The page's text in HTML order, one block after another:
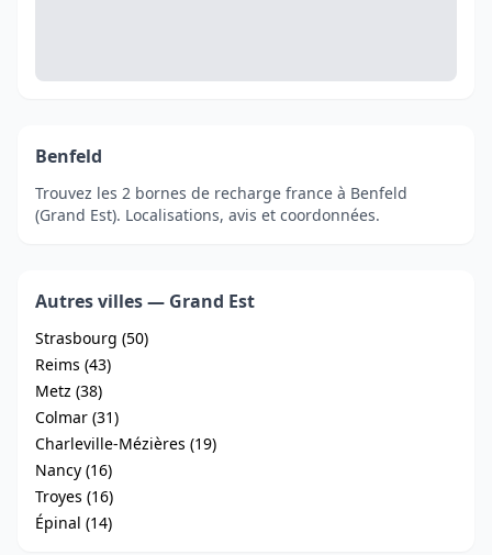
Benfeld
Trouvez les 2 bornes de recharge france à Benfeld
(Grand Est). Localisations, avis et coordonnées.
Autres villes — Grand Est
Strasbourg (50)
Reims (43)
Metz (38)
Colmar (31)
Charleville-Mézières (19)
Nancy (16)
Troyes (16)
Épinal (14)